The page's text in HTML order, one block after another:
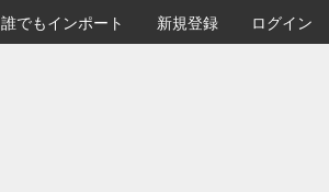
誰でもインポート 新規登録 ログイン